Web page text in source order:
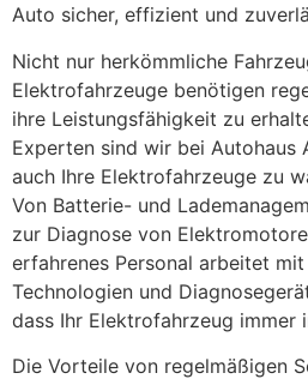
Auto sicher, effizient und
Nicht nur herkömmliche
Elektrofahrzeuge benötigen
ihre Leistungsfähigkeit zu
Experten sind wir bei Autohaus
auch Ihre Elektrofahrzeuge zu
Von Batterie- und
zur Diagnose von
erfahrenes Personal arbeitet
Technologien und
dass Ihr Elektrofahrzeug immer
Die Vorteile von regelmäßigen